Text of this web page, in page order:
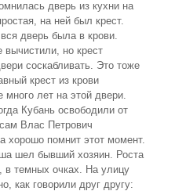
дверь из кухни на
на ней был крест.
дверь была в крови.
но крест
соскабливать. Это тоже
крест из крови
много лет на этой двери.
Кубань освободили от
Влас Петрович
хорошо помнит этот момент.
шел бывший хозяин. Роста
в темных очках. На улицу
как говорили друг другу: